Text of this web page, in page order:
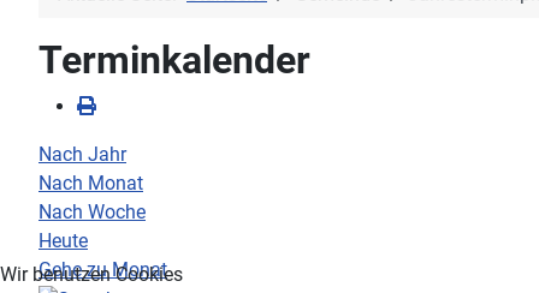
Terminkalender
Nach Jahr
Nach Monat
Nach Woche
Heute
Gehe zu Monat
Wir benutzen Cookies